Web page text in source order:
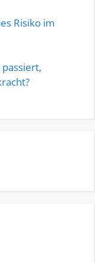
Risiko im
passiert,